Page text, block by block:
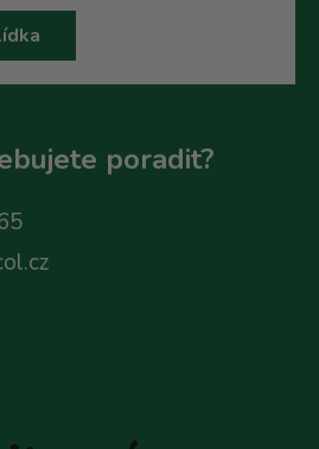
poradit?